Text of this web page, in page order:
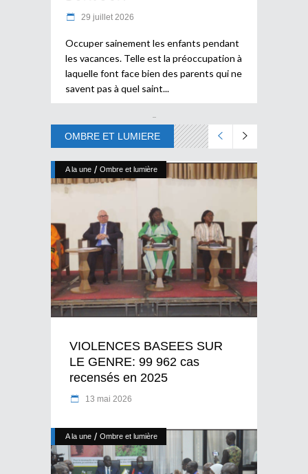
29 juillet 2026
Occuper sainement les enfants pendant
les vacances. Telle est la préoccupation à
laquelle font face bien des parents qui ne
savent pas à quel saint
OMBRE ET LUMIERE
A la une / Ombre et lumière
VIOLENCES BASEES SUR
LE GENRE: 99 962 cas
recensés en 2025
13 mai 2026
A la une / Ombre et lumière